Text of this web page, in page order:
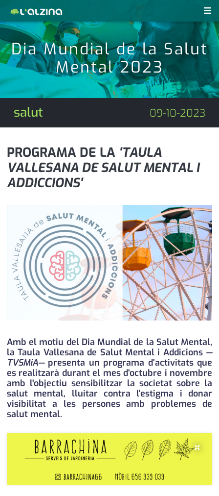
notícies
últimes notícies
activitats
agenda
empresa
esports
medi ambient
opinió
política
promo serveis
reportatge
serveis
societat
successos
editorial
revistes pdf
anunciants
contacte
telèfons
calendari
Dia Mundial de la Salut
Mental 2023
salut 09-10-2023
PROGRAMA DE LA 'TAULA
VALLESANA DE SALUT MENTAL I
ADDICCIONS'
Amb el motiu del Dia Mundial de la Salut Mental,
la Taula Vallesana de Salut Mental i Addicions —
TVSMiA—presenta un programa d'activitats que
es realitzarà durant el mes d'octubre i novembre
amb l'objectiu sensibilitzar la societat sobre la
salut mental, lluitar contra l'estigma i donar
visibilitat a les persones amb problemes de
salut mental.
×